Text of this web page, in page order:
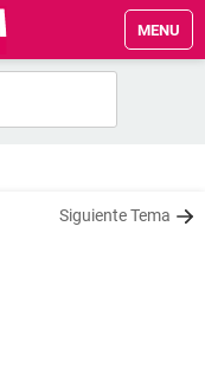
MENU
Siguiente Tema